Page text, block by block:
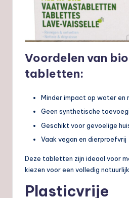
Voordelen van
tabletten:
Minder impact op water en
Geen synthetische
Geschikt voor gevoelige
Vaak vegan en dierproefvrij
Deze tabletten zijn ideaal voor
kiezen voor een volledig
Plasticvrije